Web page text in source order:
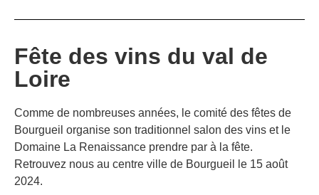
Fête des vins du val de
Loire
Comme de nombreuses années, le comité des fêtes de
Bourgueil organise son traditionnel salon des vins et le
Domaine La Renaissance prendre par à la fête.
Retrouvez nous au centre ville de Bourgueil le 15 août
2024.